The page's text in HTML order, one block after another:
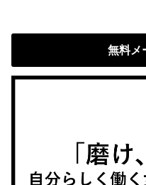
無料メ